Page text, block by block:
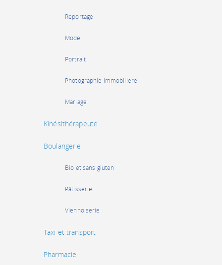
Reportage
Mode
Portrait
Photographie immobilière
Mariage
Kinésithérapeute
Boulangerie
Bio et sans gluten
Pâtisserie
Viennoiserie
Taxi et transport
Pharmacie